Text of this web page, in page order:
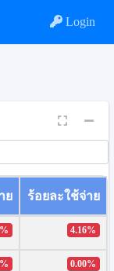
Login
ย ร้อยละใช้จ่าย
4.16%
0.00%